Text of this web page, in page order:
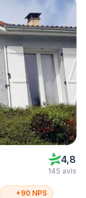
4,8
145 avis
+90 NPS